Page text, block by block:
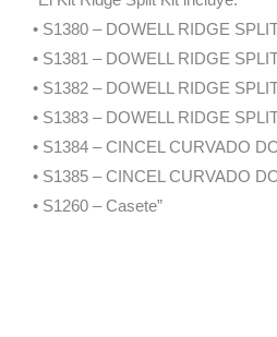
• S1380 – DOWELL RIDGE
• S1381 – DOWELL RIDGE
• S1382 – DOWELL RIDGE
• S1383 – DOWELL RIDGE
• S1384 – CINCEL CURVADO
• S1385 – CINCEL CURVADO
• S1260 – Casete”